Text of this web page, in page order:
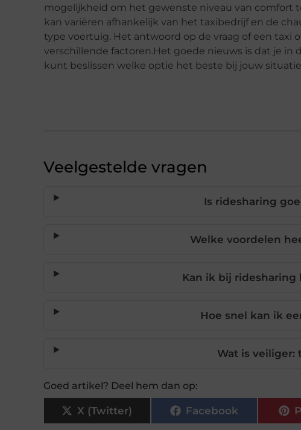
mogelijkheid om het gewenste niveau van comfort
kan variëren afhankelijk van het taxibedrijf en de
type voertuig. Het antwoord op de vraag of een taxi
verschillende factoren.Het goede nieuws is dat je
kunt beslissen welke optie het beste bij jouw
Veelgestelde vragen
Is ridesharing
Welke voordelen
Kan ik bij
Hoe snel kan ik
Wat is veiliger:
Goed artikel? Deel hem dan op:
X (Twitter) Facebook